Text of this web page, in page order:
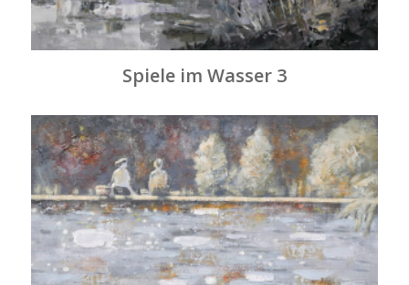
Spiele im Wasser 3